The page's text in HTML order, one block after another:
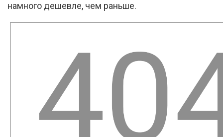
намного дешевле, чем раньше.